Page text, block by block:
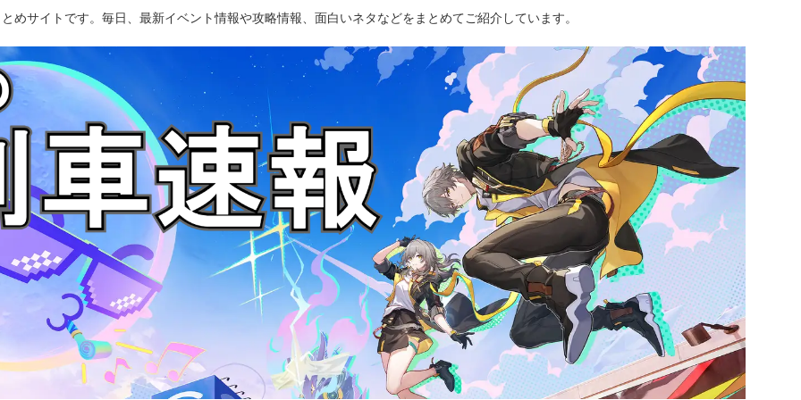
めサイトです。毎日、最新イベント情報や攻略情報、面白いネタなどをまとめてご紹介しています。